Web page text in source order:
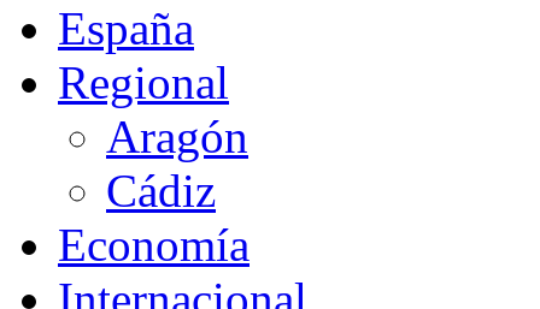
España
Regional
Aragón
Cádiz
Economía
Internacional